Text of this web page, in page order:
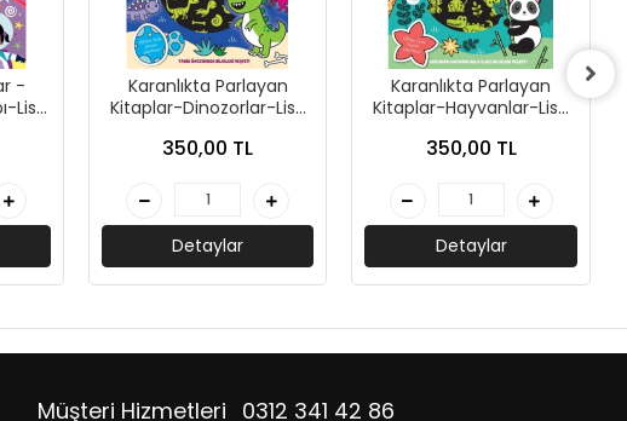
-
Lisa
Karanlıkta Parlayan
Kitaplar-Dinozorlar-Lisa
350,00 TL
Detaylar
Karanlıkta Parlayan
Kitaplar-Hayvanlar-Lisa
350,00 TL
Detaylar
Müşteri Hizmetleri 0312 341 42 86